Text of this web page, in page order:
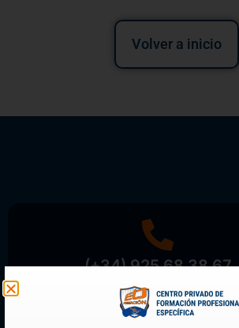
Volver a inicio
(+34) 925 68 38 67
Teléfono de Contacto